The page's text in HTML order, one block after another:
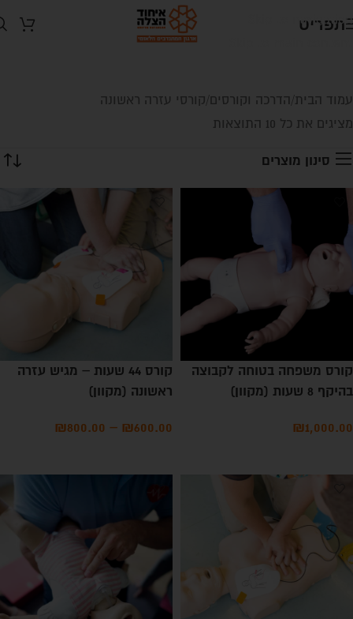
Skip to navigation
תפריט
עמוד הבית הדרכה וקורסים קורסי עזרה ראשונה
מציגים את כל ⁦10⁩ התוצאות
סינון מוצרים
קורס משפחה בטוחה לקבוצה
בהיקף 8 שעות (מקוון)
₪1,000.00
קורס 44 שעות – מגיש עזרה
ראשונה (מקוון)
₪600.00
–
₪800.00